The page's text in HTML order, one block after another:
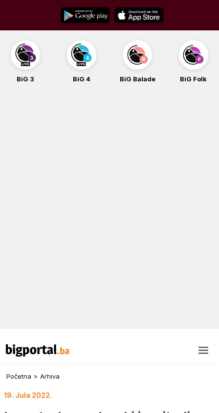
content
BiG 3 BiG 4 BiG Balade BiG Folk
Početna » Arhiva
19. Jula 2022.